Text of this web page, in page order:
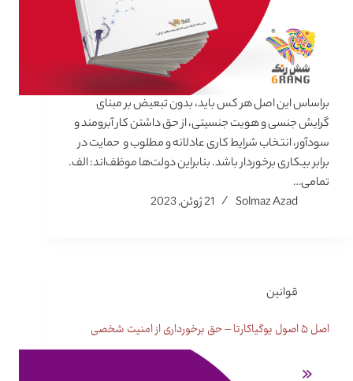
بر‌اساس این اصل هر کس باید، بدون تبعیض بر مبنای
گرایش جنسی و هویت جنسیتی، از حق داشتن کار آبرومند و
سودآور، انتخاب شرایط کاری عادلانه و مطلوب و حمایت در
برابر بیکاری برخوردار باشد. بنابراین دولت‌ها موظف‌اند: الف.
تمامی…
Solmaz Azad
21 ژوئن, 2023
قوانین
اصل ۵ اصول یوگیاکارتا – حق برخورداری از امنیت شخصی